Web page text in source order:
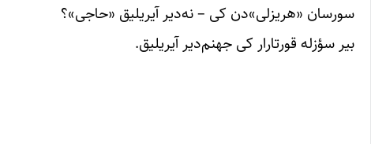
سورسان «هریزلی»دن کی – نه‌دیر آیریلیق «حاجی»؟
بیر سؤزله قورتارار کی جهنم‌دیر آیریلیق.